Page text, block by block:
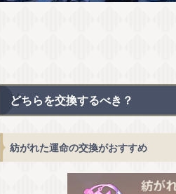
どちらを交換するべき？
紡がれた運命の交換がおすすめ